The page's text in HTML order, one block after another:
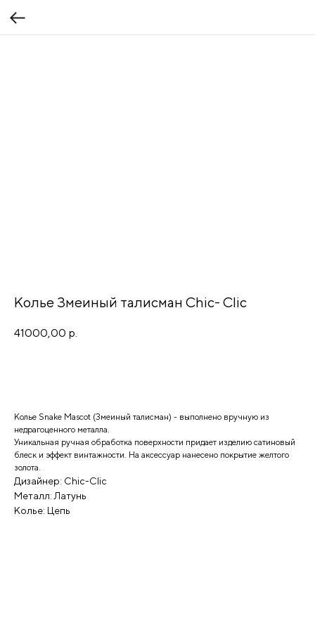
Колье Змеиный талисман Chic- Clic
41000,00 р.
Колье Snake Mascot (Змеиный талисман) - выполнено вручную из
недрагоценного металла.
Уникальная ручная обработка поверхности придает изделию сатиновый
блеск и эффект винтажности. На аксессуар нанесено покрытие желтого
золота.
Дизайнер: Chic-Clic
Металл: Латунь
Колье: Цепь